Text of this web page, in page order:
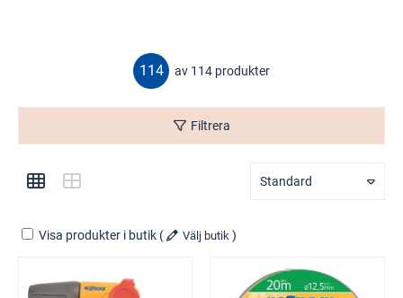
114 av 114 produkter
Filtrera
Standard
Visa produkter i butik ( Välj butik )